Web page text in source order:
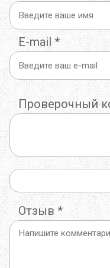
E-mail *
Проверочный
Отзыв *